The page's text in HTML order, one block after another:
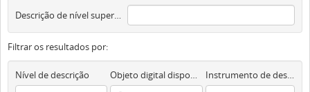
Descrição de nível superior
Filtrar os resultados por:
Nível de descrição Objeto digital disponível Instrumento de descrição documental